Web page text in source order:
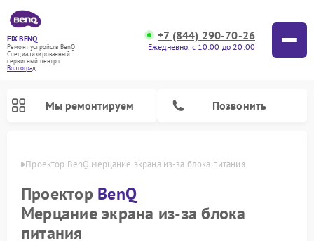
FIX-BENQ
Ремонт устройств BenQ
Специализированный
cервисный центр г.
Волгоград
+7 (844) 290-70-26
Ежедневно, с 10:00 до 20:00
Мы ремонтируем Позвонить
Проектор BenQ мерцание экрана из-за блока питания
Проектор BenQ
Мерцание экрана из-за блока
питания